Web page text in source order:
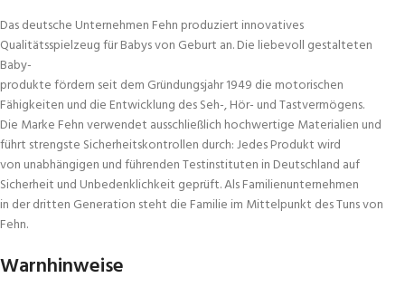
Das deutsche Unternehmen Fehn produziert innovatives
Qualitätsspielzeug für Babys von Geburt an. Die liebevoll gestalteten
Baby-
produkte fördern seit dem Gründungsjahr 1949 die motorischen
Fähigkeiten und die Entwicklung des Seh-, Hör- und Tastvermögens.
Die Marke Fehn verwendet ausschließlich hochwertige Materialien und
führt strengste Sicherheitskontrollen durch: Jedes Produkt wird
von unabhängigen und führenden Testinstituten in Deutschland auf
Sicherheit und Unbedenklichkeit geprüft. Als Familienunternehmen
in der dritten Generation steht die Familie im Mittelpunkt des Tuns von
Fehn.
Warnhinweise